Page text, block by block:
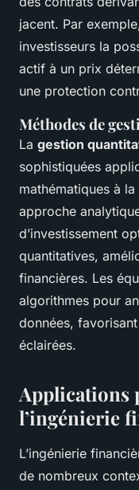
jacent. Par
investisseurs la
actif à un prix
une protection
Méthodes de
La gestion
sophistiquées
mathématiques à
approche
d’investissement
quantitatives,
financières. Les
algorithmes pour
données,
éclairées.
Applications
l’ingénierie
L’ingénierie
de nombreux